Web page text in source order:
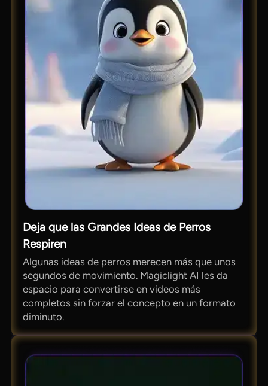
Deja que las Grandes Ideas de Perros
Respiren
Algunas ideas de perros merecen más que unos
segundos de movimiento. Magiclight AI les da
espacio para convertirse en videos más
completos sin forzar el concepto en un formato
diminuto.